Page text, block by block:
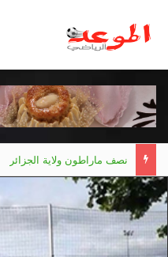
نصف ماراطون ولاية الجزائر